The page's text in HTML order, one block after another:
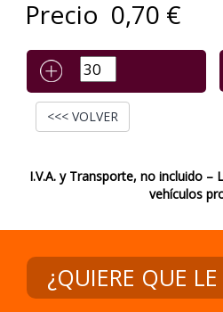
Precio 0,70 €
<<< VOLVER
I.V.A. y Transporte, no incluido –
vehículos
¿QUIERE QUE